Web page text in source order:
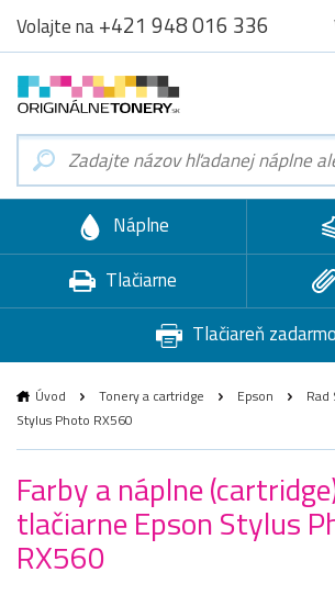
Volajte na+421 948 016 336
Náplne
Tlačiarne
Tlačiareň zadarmo
Úvod Tonery a cartridge Epson Rad
Stylus Photo RX560
Farby a náplne
tlačiarne Epson Stylus
RX560